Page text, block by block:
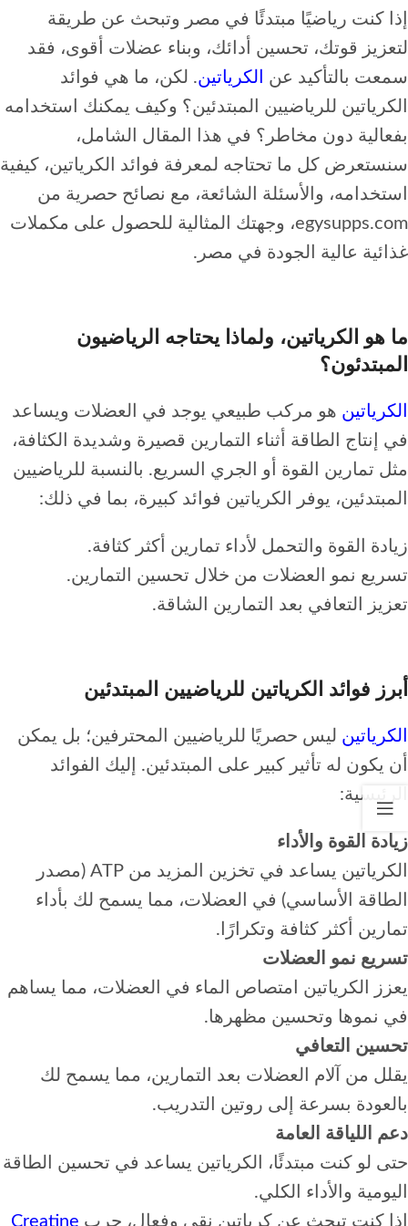
إذا كنت رياضيًا مبتدئًا في مصر وتبحث عن طريقة
لتعزيز قوتك، تحسين أدائك، وبناء عضلات أقوى، فقد
سمعت بالتأكيد عن
الكرياتين. لكن، ما هي فوائد
الكرياتين للرياضيين المبتدئين؟ وكيف يمكنك استخدامه
بفعالية دون مخاطر؟ في هذا المقال الشامل،
سنستعرض كل ما تحتاجه لمعرفة فوائد الكرياتين، كيفية
استخدامه، والأسئلة الشائعة، مع نصائح حصرية من
egysupps.com، وجهتك المثالية للحصول على مكملات
غذائية عالية الجودة في مصر.
ما هو الكرياتين، ولماذا يحتاجه الرياضيون
المبتدئون؟
الكرياتين هو مركب طبيعي يوجد في العضلات ويساعد
في إنتاج الطاقة أثناء التمارين قصيرة وشديدة الكثافة،
مثل تمارين القوة أو الجري السريع. بالنسبة للرياضيين
المبتدئين، يوفر الكرياتين فوائد كبيرة، بما في ذلك:
زيادة القوة والتحمل لأداء تمارين أكثر كثافة.
تسريع نمو العضلات من خلال تحسين التمارين.
تعزيز التعافي بعد التمارين الشاقة.
أبرز فوائد الكرياتين للرياضيين المبتدئين
الكرياتين ليس حصريًا للرياضيين المحترفين؛ بل يمكن
أن يكون له تأثير كبير على المبتدئين. إليك الفوائد
الرئيسية:
زيادة القوة والأداء
الكرياتين يساعد في تخزين المزيد من ATP (مصدر
الطاقة الأساسي) في العضلات، مما يسمح لك بأداء
تمارين أكثر كثافة وتكرارًا.
تسريع نمو العضلات
يعزز الكرياتين امتصاص الماء في العضلات، مما يساهم
في نموها وتحسين مظهرها.
تحسين التعافي
يقلل من آلام العضلات بعد التمارين، مما يسمح لك
بالعودة بسرعة إلى روتين التدريب.
دعم اللياقة العامة
حتى لو كنت مبتدئًا، الكرياتين يساعد في تحسين الطاقة
اليومية والأداء الكلي.
إذا كنت تبحث عن كرياتين نقي وفعال، جرب Creatine